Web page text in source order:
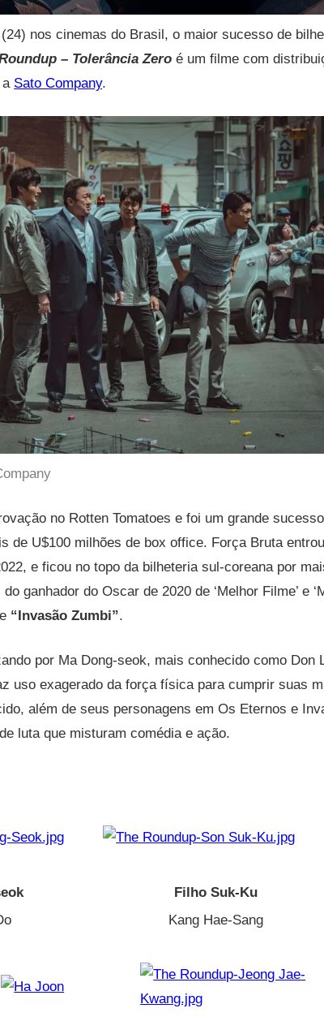
nos cinemas do Brasil, o maior sucesso de
– Tolerância Zero é um filme com
a Sato Company.
no Rotten Tomatoes e foi um grande
de U$100 milhões de box office. Força Bruta
e ficou no topo da bilheteria sul-coreana por
ganhador do Oscar de 2020 de ‘Melhor Filme’ e
e “Invasão Zumbi”.
por Ma Dong-seok, mais conhecido como Don
uso exagerado da força física para cumprir suas
além de seus personagens em Os Eternos e
luta que misturam comédia e ação.
Filho Suk-Ku
Kang Hae-Sang